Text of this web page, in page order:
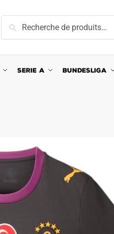
pour :
Recherche
SERIE A BUNDESLIGA